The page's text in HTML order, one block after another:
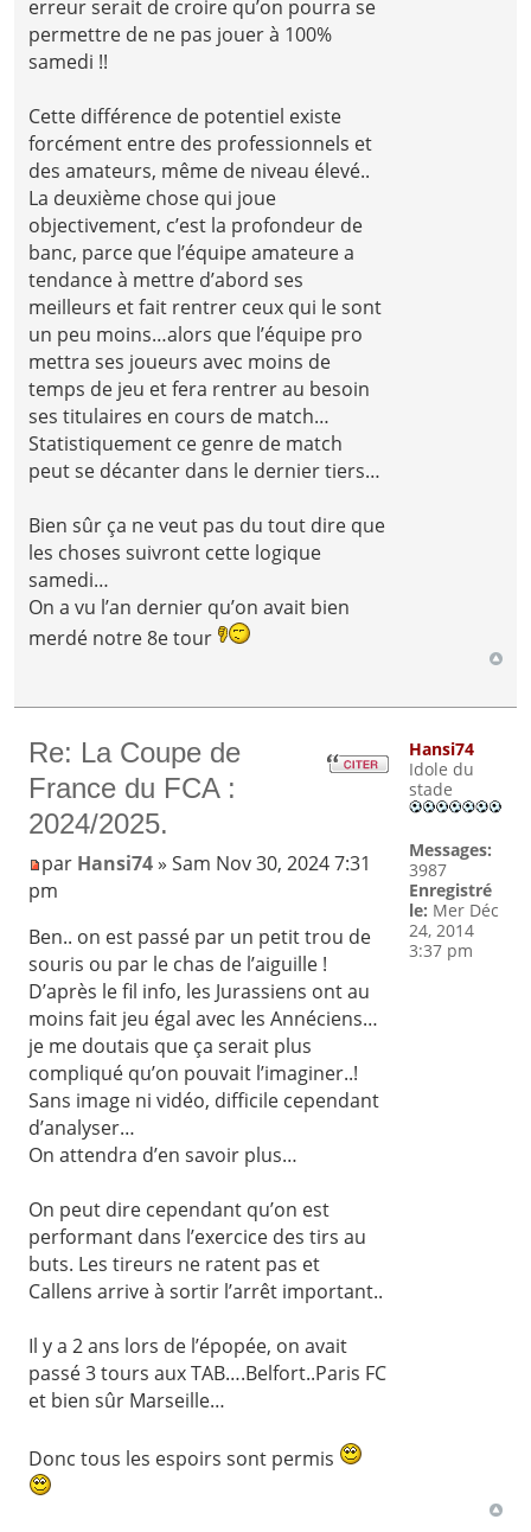
erreur serait de croire qu’on pourra se
permettre de ne pas jouer à 100%
samedi !!
Cette différence de potentiel existe
forcément entre des professionnels et
des amateurs, même de niveau élevé..
La deuxième chose qui joue
objectivement, c’est la profondeur de
banc, parce que l’équipe amateure a
tendance à mettre d’abord ses
meilleurs et fait rentrer ceux qui le sont
un peu moins…alors que l’équipe pro
mettra ses joueurs avec moins de
temps de jeu et fera rentrer au besoin
ses titulaires en cours de match…
Statistiquement ce genre de match
peut se décanter dans le dernier tiers…
Bien sûr ça ne veut pas du tout dire que
les choses suivront cette logique
samedi…
On a vu l’an dernier qu’on avait bien
merdé notre 8e tour
Re: La Coupe de
France du FCA :
2024/2025.
par Hansi74» Sam Nov 30, 2024 7:31
pm
Ben.. on est passé par un petit trou de
souris ou par le chas de l’aiguille !
D’après le fil info, les Jurassiens ont au
moins fait jeu égal avec les Annéciens…
je me doutais que ça serait plus
compliqué qu’on pouvait l’imaginer..!
Sans image ni vidéo, difficile cependant
d’analyser…
On attendra d’en savoir plus…
On peut dire cependant qu’on est
performant dans l’exercice des tirs au
buts. Les tireurs ne ratent pas et
Callens arrive à sortir l’arrêt important..
Il y a 2 ans lors de l’épopée, on avait
passé 3 tours aux TAB….Belfort..Paris FC
et bien sûr Marseille…
Donc tous les espoirs sont permis
Hansi74
Idole du
stade
Messages:
3987
Enregistré
le: Mer Déc
24, 2014
3:37 pm